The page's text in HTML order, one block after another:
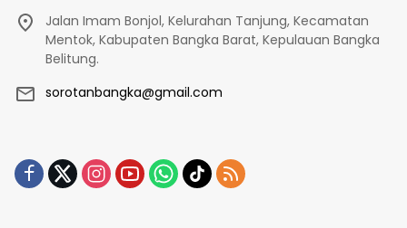
Jalan Imam Bonjol, Kelurahan Tanjung, Kecamatan
Mentok, Kabupaten Bangka Barat, Kepulauan Bangka
Belitung.
sorotanbangka@gmail.com